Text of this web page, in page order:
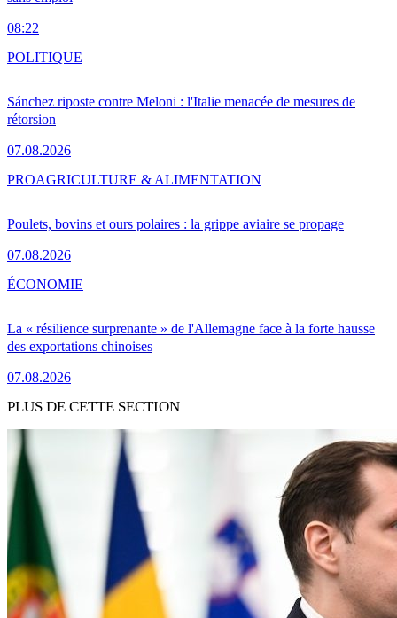
08:22
Sánchez riposte contre Meloni : l'Italie menacée de mesures de
rétorsion
07.08.2026
POLITIQUE
Poulets, bovins et ours polaires : la grippe aviaire se propage
07.08.2026
PROAGRICULTURE & ALIMENTATION
La « résilience surprenante » de l'Allemagne face à la forte hausse
des exportations chinoises
07.08.2026
ÉCONOMIE
PLUS DE CETTE SECTION